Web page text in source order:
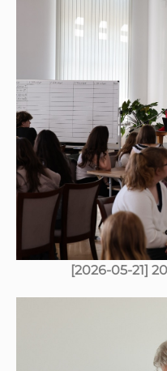
[2026-05-21]